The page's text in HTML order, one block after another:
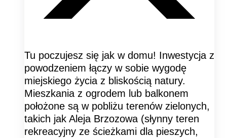
Tu poczujesz się jak w domu! Inwestycja z
powodzeniem łączy w sobie wygodę
miejskiego życia z bliskością natury.
Mieszkania z ogrodem lub balkonem
położone są w pobliżu terenów zielonych,
takich jak Aleja Brzozowa (słynny teren
rekreacyjny ze ścieżkami dla pieszych,